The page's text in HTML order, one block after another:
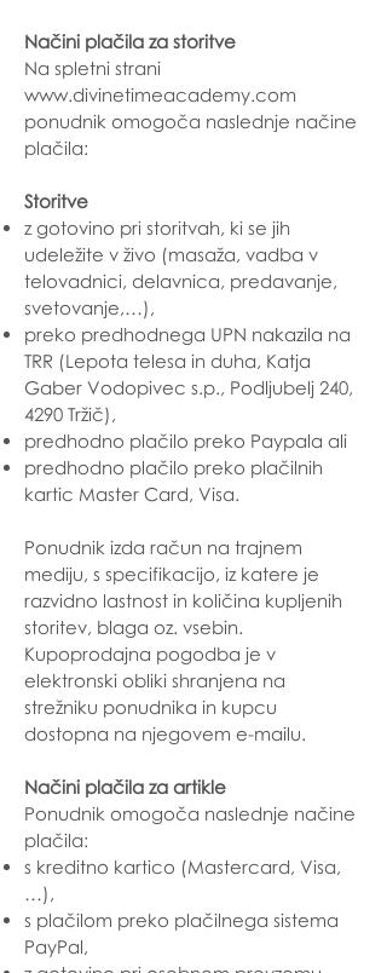
Načini plačila za storitve
Na spletni strani
www.divinetimeacademy.com
ponudnik omogoča naslednje načine
plačila:
Storitve
z gotovino pri storitvah, ki se jih
udeležite v živo (masaža, vadba v
telovadnici, delavnica, predavanje,
svetovanje,…),
preko predhodnega UPN nakazila na
TRR (Lepota telesa in duha, Katja
Gaber Vodopivec s.p., Podljubelj 240,
4290 Tržič),
predhodno plačilo preko Paypala ali
predhodno plačilo preko plačilnih
kartic Master Card, Visa.
Ponudnik izda račun na trajnem
mediju, s specifikacijo, iz katere je
razvidno lastnost in količina kupljenih
storitev, blaga oz. vsebin.
Kupoprodajna pogodba je v
elektronski obliki shranjena na
strežniku ponudnika in kupcu
dostopna na njegovem e-mailu.
Načini plačila za artikle
Ponudnik omogoča naslednje načine
plačila:
s kreditno kartico (Mastercard, Visa,
…),
s plačilom preko plačilnega sistema
PayPal,